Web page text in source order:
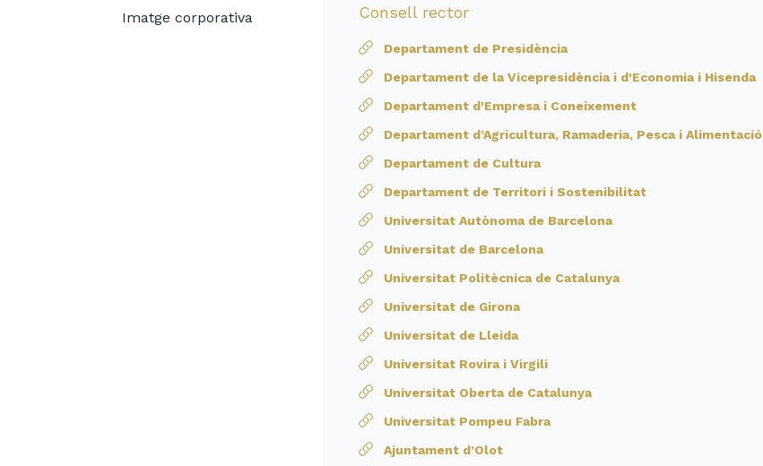
Imatge corporativa Consell rector
Departament de Presidència
Departament de la Vicepresidència i d'Economia i Hisenda
Departament d'Empresa i Coneixement
Departament d’Agricultura, Ramaderia, Pesca i Alimentació
Departament de Cultura
Departament de Territori i Sostenibilitat
Universitat Autònoma de Barcelona
Universitat de Barcelona
Universitat Politècnica de Catalunya
Universitat de Girona
Universitat de Lleida
Universitat Rovira i Virgili
Universitat Oberta de Catalunya
Universitat Pompeu Fabra
Ajuntament d’Olot